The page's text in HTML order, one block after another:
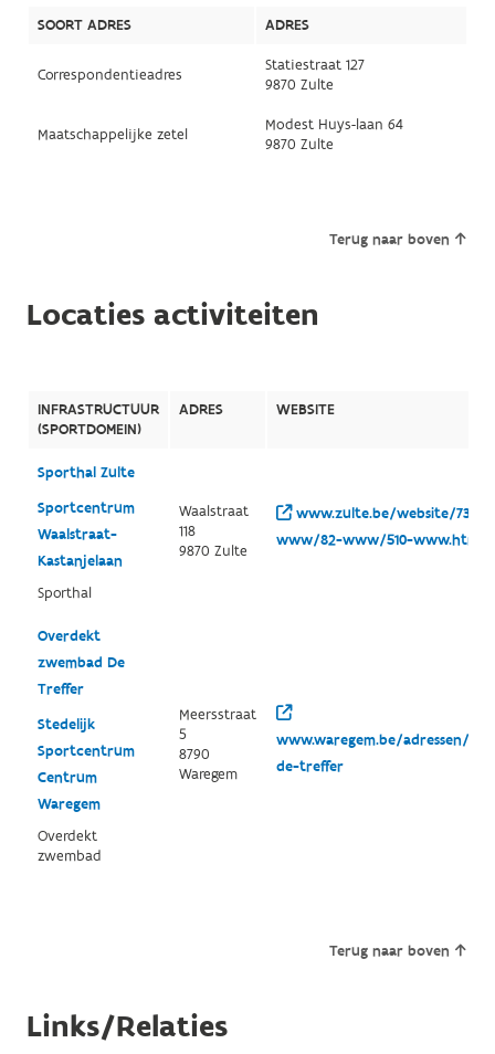
SOORT ADRES ADRES
Correspondentieadres
Statiestraat 127
9870 Zulte
Maatschappelijke zetel
Modest Huys-laan 64
9870 Zulte
Terug naar boven
Locaties activiteiten
INFRASTRUCTUUR
(SPORTDOMEIN)
ADRES WEBSITE
Sporthal Zulte
Sportcentrum
Waalstraat-
Kastanjelaan
Sporthal
Waalstraat
118
9870 Zulte
www.zulte.be/website/73-
www/82-www/510-www.html
Overdekt
zwembad De
Treffer
Stedelijk
Sportcentrum
Centrum
Waregem
Overdekt
zwembad
Meersstraat
5
8790
Waregem
www.waregem.be/adressen/
de-treffer
Terug naar boven
Links/Relaties